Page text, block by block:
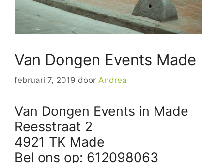
Van Dongen Events Made
februari 7, 2019 door Andrea
Van Dongen Events in Made
Reesstraat 2
4921 TK Made
Bel ons op: 612098063